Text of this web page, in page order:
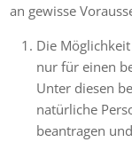
an gewisse
Die
nur für einen
Unter diesen
natürliche
beantragen